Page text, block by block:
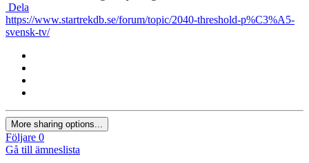
Dela
https://www.startrekdb.se/forum/topic/2040-threshold-p%C3%A5-
svensk-tv/
More sharing options...
Följare 0
Gå till ämneslista